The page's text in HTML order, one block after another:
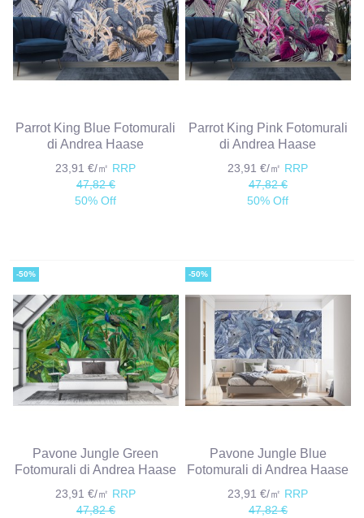
Parrot King Blue Fotomurali
di Andrea Haase
23,91 €/㎡ RRP
47,82 €
50% Off
Parrot King Pink Fotomurali
di Andrea Haase
23,91 €/㎡ RRP
47,82 €
50% Off
-50%
Pavone Jungle Green
Fotomurali di Andrea Haase
23,91 €/㎡ RRP
47,82 €
-50%
Pavone Jungle Blue
Fotomurali di Andrea Haase
23,91 €/㎡ RRP
47,82 €